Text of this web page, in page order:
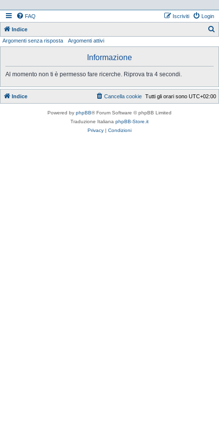
FAQ Login
Iscriviti
Indice
Argomenti senza risposta Argomenti attivi
Informazione
Al momento non ti è permesso fare ricerche. Riprova tra 4 secondi.
Indice Tutti gli orari sono UTC+02:00
Cancella cookie
Powered by phpBB® Forum Software © phpBB Limited
Traduzione Italiana phpBB-Store.it
Privacy | Condizioni